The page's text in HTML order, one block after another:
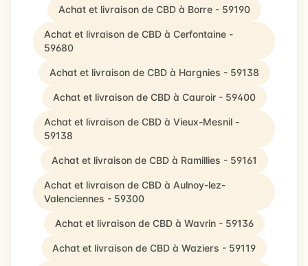
Achat et livraison de CBD à Borre - 59190
Achat et livraison de CBD à Cerfontaine -
59680
Achat et livraison de CBD à Hargnies - 59138
Achat et livraison de CBD à Cauroir - 59400
Achat et livraison de CBD à Vieux-Mesnil -
59138
Achat et livraison de CBD à Ramillies - 59161
Achat et livraison de CBD à Aulnoy-lez-
Valenciennes - 59300
Achat et livraison de CBD à Wavrin - 59136
Achat et livraison de CBD à Waziers - 59119